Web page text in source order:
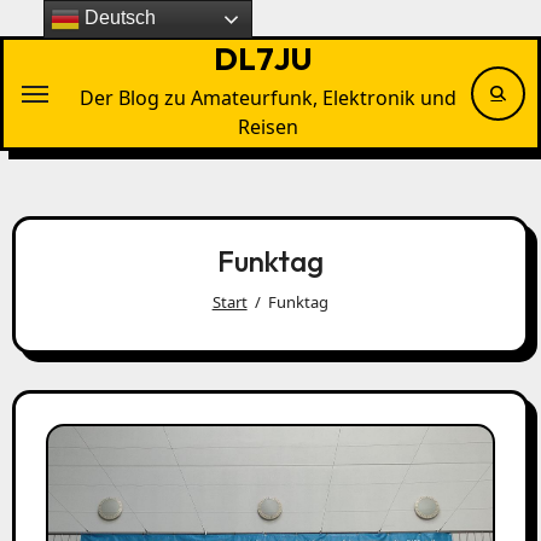
Inhalten
DL7JU
Der Blog zu Amateurfunk, Elektronik und
Reisen
Funktag
Start Funktag
Deutsch